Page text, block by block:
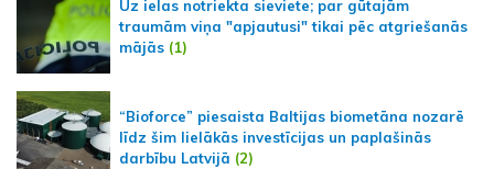
Uz ielas notriekta sieviete; par gūtajām
traumām viņa "apjautusi" tikai pēc atgriešanās
mājās (1)
“Bioforce” piesaista Baltijas biometāna nozarē
līdz šim lielākās investīcijas un paplašinās
darbību Latvijā (2)